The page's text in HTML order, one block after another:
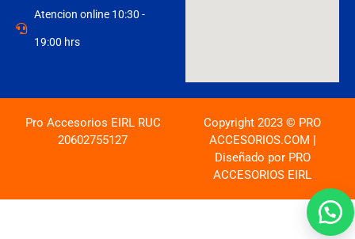
Atencion online 10:30 -
19:00 hrs
Pro Accesorios EIRL RUC
20602755127
Copyright 2023 © PRO
ACCESORIOS.COM |
Diseñado por PRO
ACCESORIOS EIRL